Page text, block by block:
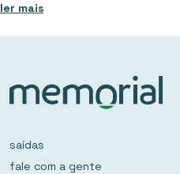
ler mais
saídas
fale com a gente